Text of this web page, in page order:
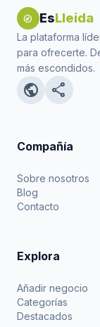
explore EsLleida
La plataforma
para ofrecerte.
más escondidos.
public share
Compañía
Sobre nosotros
Blog
Contacto
Explora
Añadir negocio
Categorías
Destacados